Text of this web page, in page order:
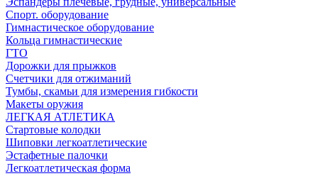
Спорт. оборудование
Гимнастическое оборудование
Кольца гимнастические
ГТО
Дорожки для прыжков
Счетчики для отжиманий
Тумбы, скамьи для измерения гибкости
Макеты оружия
ЛЕГКАЯ АТЛЕТИКА
Стартовые колодки
Шиповки легкоатлетические
Эстафетные палочки
Легкоатлетическая форма